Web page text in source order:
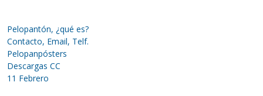
Pelopantón, ¿qué es?
Contacto, Email, Telf.
Pelopanpósters
Descargas CC
11 Febrero